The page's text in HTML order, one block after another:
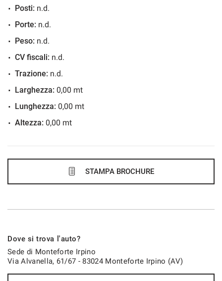
48 Mesi
596€/mese
36 Mesi
599€/mese
48 Mesi
Posti: n.d.
Porte: n.d.
Peso: n.d.
CV fiscali: n.d.
Trazione: n.d.
Larghezza: 0,00 mt
Lunghezza: 0,00 mt
Altezza: 0,00 mt
STAMPA BROCHURE
Dove si trova l'auto?
Sede di Monteforte Irpino
Via Alvanella, 61/67 - 83024 Monteforte Irpino (AV)